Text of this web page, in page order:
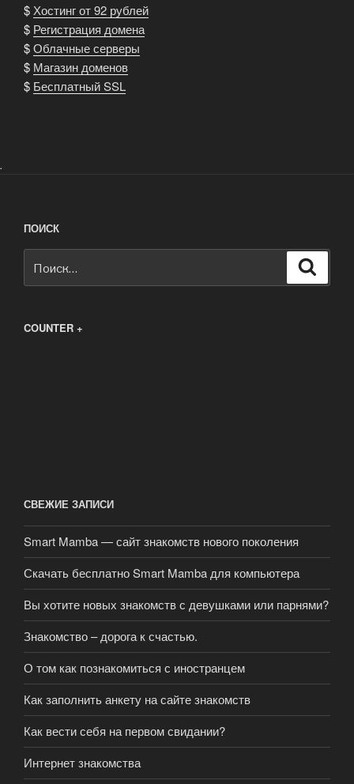
$ Хостинг от 92 рублей
$ Регистрация домена
$Облачные серверы
$ Магазин доменов
$ Бесплатный SSL
.
ПОИСК
COUNTER +
СВЕЖИЕ ЗАПИСИ
Smart Mamba — сайт знакомств нового поколения
Скачать бесплатно Smart Mamba для компьютера
Вы хотите новых знакомств с девушками или парнями?
Знакомство – дорога к счастью.
О том как познакомиться с иностранцем
Как заполнить анкету на сайте знакомств
Как вести себя на первом свидании?
Интернет знакомства